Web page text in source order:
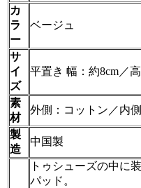
カ
ラ
ー
ベージュ
サ
イ
ズ
平置き 幅：約8cm／
素
材
外側：コットン／内
製
造
中国製
トゥシューズの中に
パッド。